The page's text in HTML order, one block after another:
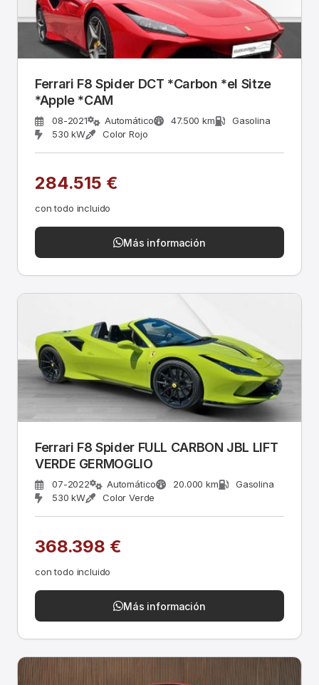
Ferrari F8 Spider DCT *Carbon *el Sitze
*Apple *CAM
08-2021 Automático 47.500 km
Gasolina
530 kW
Color Rojo
284.515 €
con todo incluido
Más información
Ferrari F8 Spider FULL CARBON JBL LIFT
VERDE GERMOGLIO
07-2022 Automático 20.000 km
Gasolina
530 kW
Color Verde
368.398 €
con todo incluido
Más información